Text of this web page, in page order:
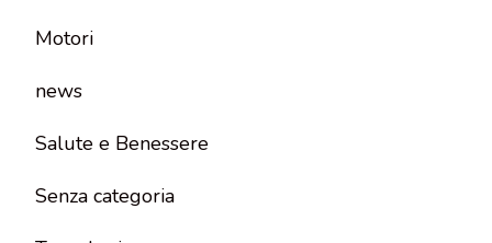
Motori
news
Salute e Benessere
Senza categoria